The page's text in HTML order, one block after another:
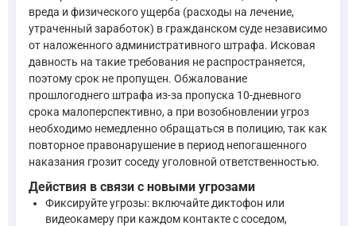
Компенсация морального вреда возможна на основании
Статья 151. Компенсация морального вреда
Если гражданину причинен моральный вред (физические
При определении размеров компенсации морального
—Гражданский кодекс Российской Федерации, ст. 151
Основания и размер компенсации гражданину
вреда и физического ущерба (расходы на лечение,
утраченный заработок) в гражданском суде независимо
от наложенного административного штрафа. Исковая
давность на такие требования не распространяется,
поэтому срок не пропущен. Обжалование
прошлогоднего штрафа из-за пропуска 10-дневного
срока малоперспективно, а при возобновлении угроз
необходимо немедленно обращаться в полицию, так как
повторное правонарушение в период непогашенного
наказания грозит соседу уголовной ответственностью.
Действия в связи с новыми угрозами
Фиксируйте угрозы: включайте диктофон или
видеокамеру при каждом контакте с соседом,